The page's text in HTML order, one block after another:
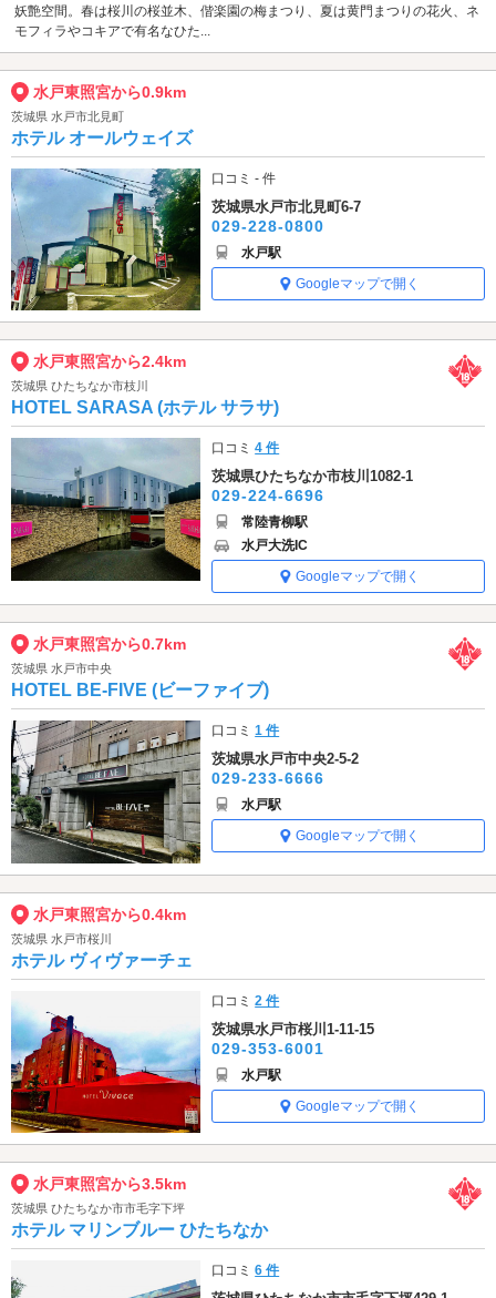
妖艶空間。春は桜川の桜並木、偕楽園の梅まつり、夏は黄門まつりの花火、ネ
モフィラやコキアで有名なひた...
水戸東照宮から0.9km
茨城県 水戸市北見町
ホテル オールウェイズ
口コミ - 件
茨城県水戸市北見町6-7
029-228-0800
水戸駅
Googleマップで開く
水戸東照宮から2.4km
茨城県 ひたちなか市枝川
HOTEL SARASA (ホテル サラサ)
口コミ4 件
茨城県ひたちなか市枝川1082-1
029-224-6696
常陸青柳駅
水戸大洗IC
Googleマップで開く
水戸東照宮から0.7km
茨城県 水戸市中央
HOTEL BE-FIVE (ビーファイブ)
口コミ1 件
茨城県水戸市中央2-5-2
029-233-6666
水戸駅
Googleマップで開く
水戸東照宮から0.4km
茨城県 水戸市桜川
ホテル ヴィヴァーチェ
口コミ2 件
茨城県水戸市桜川1-11-15
029-353-6001
水戸駅
Googleマップで開く
水戸東照宮から3.5km
茨城県 ひたちなか市市毛字下坪
ホテル マリンブルー ひたちなか
口コミ6 件